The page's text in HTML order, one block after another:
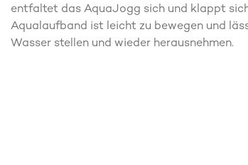
entfaltet das AquaJogg sich und klappt
Aqualaufband ist leicht zu bewegen und
Wasser stellen und wieder herausnehmen.